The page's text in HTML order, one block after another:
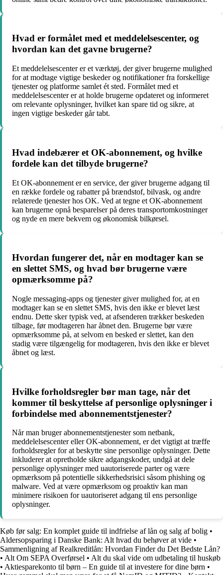
Hvad er formålet med et meddelelsescenter, og
hvordan kan det gavne brugerne?
Et meddelelsescenter er et værktøj, der giver brugerne mulighed
for at modtage vigtige beskeder og notifikationer fra forskellige
tjenester og platforme samlet ét sted. Formålet med et
meddelelsescenter er at holde brugerne opdateret og informeret
om relevante oplysninger, hvilket kan spare tid og sikre, at
ingen vigtige beskeder går tabt.
Hvad indebærer et OK-abonnement, og hvilke
fordele kan det tilbyde brugerne?
Et OK-abonnement er en service, der giver brugerne adgang til
en række fordele og rabatter på brændstof, bilvask, og andre
relaterede tjenester hos OK. Ved at tegne et OK-abonnement
kan brugerne opnå besparelser på deres transportomkostninger
og nyde en mere bekvem og økonomisk bilkørsel.
Hvordan fungerer det, når en modtager kan se
en slettet SMS, og hvad bør brugerne være
opmærksomme på?
Nogle messaging-apps og tjenester giver mulighed for, at en
modtager kan se en slettet SMS, hvis den ikke er blevet læst
endnu. Dette sker typisk ved, at afsenderen trækker beskeden
tilbage, før modtageren har åbnet den. Brugerne bør være
opmærksomme på, at selvom en besked er slettet, kan den
stadig være tilgængelig for modtageren, hvis den ikke er blevet
åbnet og læst.
Hvilke forholdsregler bør man tage, når det
kommer til beskyttelse af personlige oplysninger i
forbindelse med abonnementstjenester?
Når man bruger abonnementstjenester som netbank,
meddelelsescenter eller OK-abonnement, er det vigtigt at træffe
forholdsregler for at beskytte sine personlige oplysninger. Dette
inkluderer at opretholde sikre adgangskoder, undgå at dele
personlige oplysninger med uautoriserede parter og være
opmærksom på potentielle sikkerhedsrisici såsom phishing og
malware. Ved at være opmærksom og proaktiv kan man
minimere risikoen for uautoriseret adgang til ens personlige
oplysninger.
Køb før salg: En komplet guide til indfrielse af lån og salg af bolig •
Aldersopsparing i Danske Bank: Alt hvad du behøver at vide •
Sammenligning af Realkreditlån: Hvordan Finder du Det Bedste Lån?
• Alt Om SEPA Overførsel • Alt du skal vide om udbetaling til huskøb
• Aktiesparekonto til børn – En guide til at investere for dine børn •